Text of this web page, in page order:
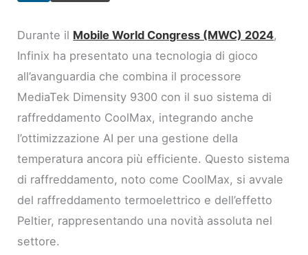
Durante il Mobile World Congress (MWC) 2024,
Infinix ha presentato una tecnologia di gioco
all’avanguardia che combina il processore
MediaTek Dimensity 9300 con il suo sistema di
raffreddamento CoolMax, integrando anche
l’ottimizzazione AI per una gestione della
temperatura ancora più efficiente. Questo sistema
di raffreddamento, noto come CoolMax, si avvale
del raffreddamento termoelettrico e dell’effetto
Peltier, rappresentando una novità assoluta nel
settore.